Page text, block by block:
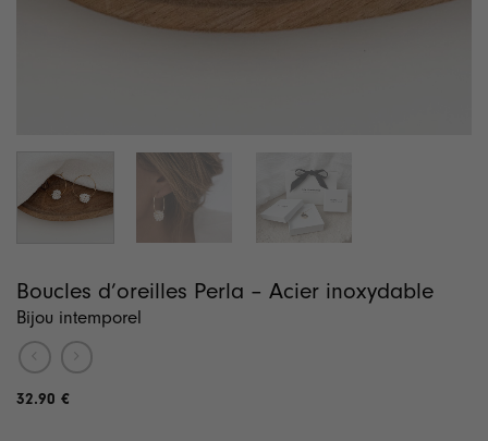
Boucles d’oreilles Perla – Acier inoxydable
Bijou intemporel
32.90 €